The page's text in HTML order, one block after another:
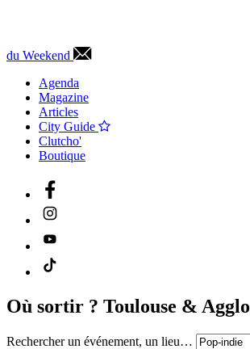
du Weekend
Agenda
Magazine
Articles
City Guide
Clutcho'
Boutique
Où sortir ? Toulouse & Agglo
Rechercher un événement, un lieu…